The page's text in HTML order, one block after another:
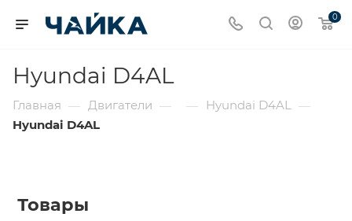
0
Hyundai D4AL
Главная — Двигатели — — Hyundai D4AL —
Hyundai D4AL
Товары